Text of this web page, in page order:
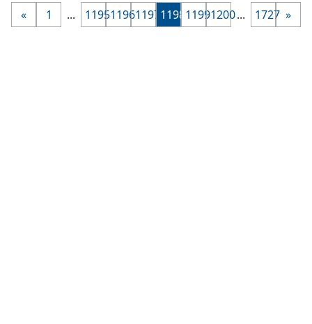
« 1 ... 119511961197 1198 11991200... 1727 »